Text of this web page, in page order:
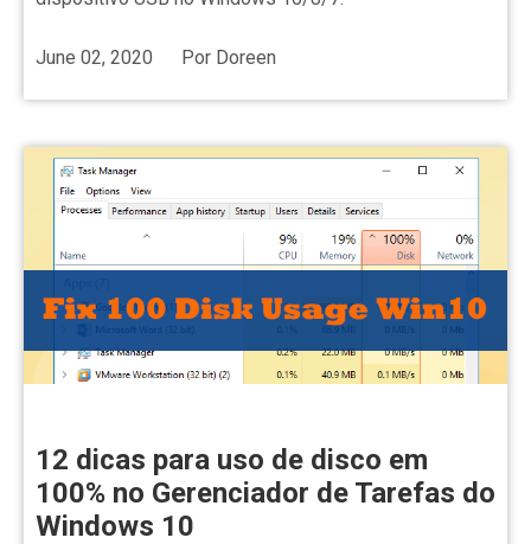
June 02, 2020 Por Doreen
12 dicas para uso de disco em
100% no Gerenciador de Tarefas do
Windows 10